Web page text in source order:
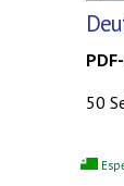
50